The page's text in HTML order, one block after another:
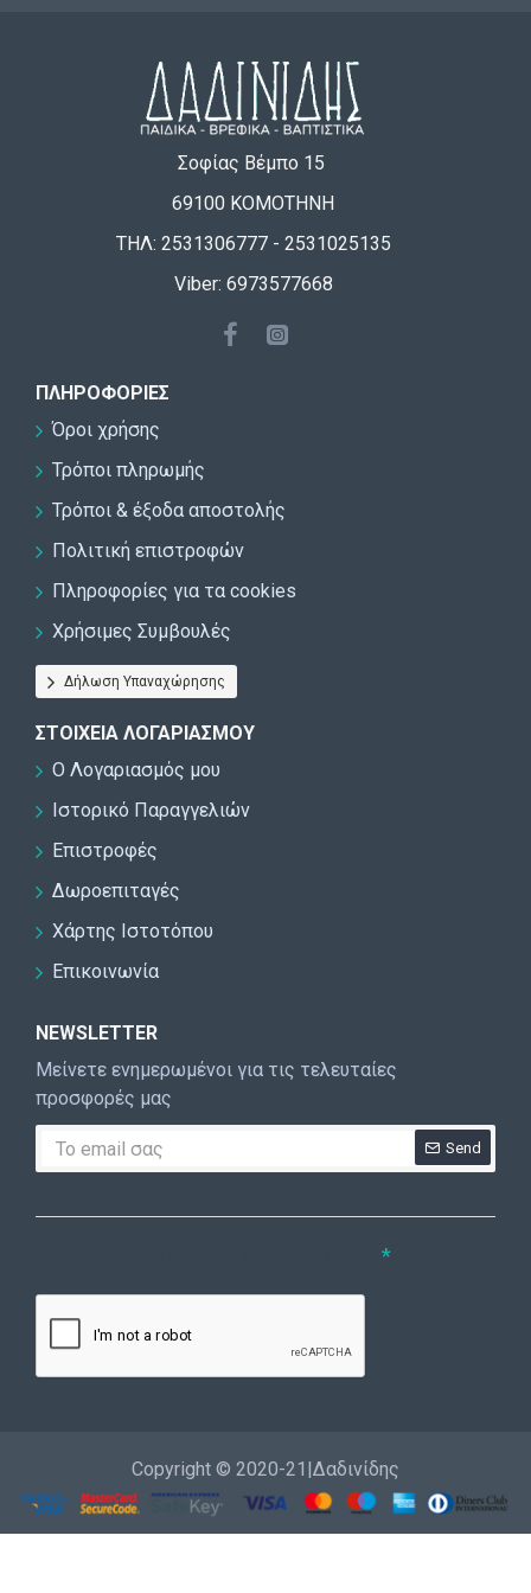
Σοφίας Βέμπο 15
69100 ΚΟΜΟΤΗΝΗ
ΤΗΛ: 2531306777 - 2531025135
Viber: 6973577668
ΠΛΗΡΟΦΟΡΊΕΣ
Όροι χρήσης
Τρόποι πληρωμής
Τρόποι & έξοδα αποστολής
Πολιτική επιστροφών
Πληροφορίες για τα cookies
Χρήσιμες Συμβουλές
Δήλωση Υπαναχώρησης
ΣΤΟΙΧΕΊΑ ΛΟΓΑΡΙΑΣΜΟΎ
Ο Λογαριασμός μου
Ιστορικό Παραγγελιών
Επιστροφές
Δωροεπιταγές
Χάρτης Ιστοτόπου
Επικοινωνία
NEWSLETTER
Μείνετε ενημερωμένοι για τις τελευταίες
προσφορές μας
Send
Copyright © 2020-21|Δαδινίδης
Σύνδεση Εγγραφή Επικοινωνία Καλέστε μας